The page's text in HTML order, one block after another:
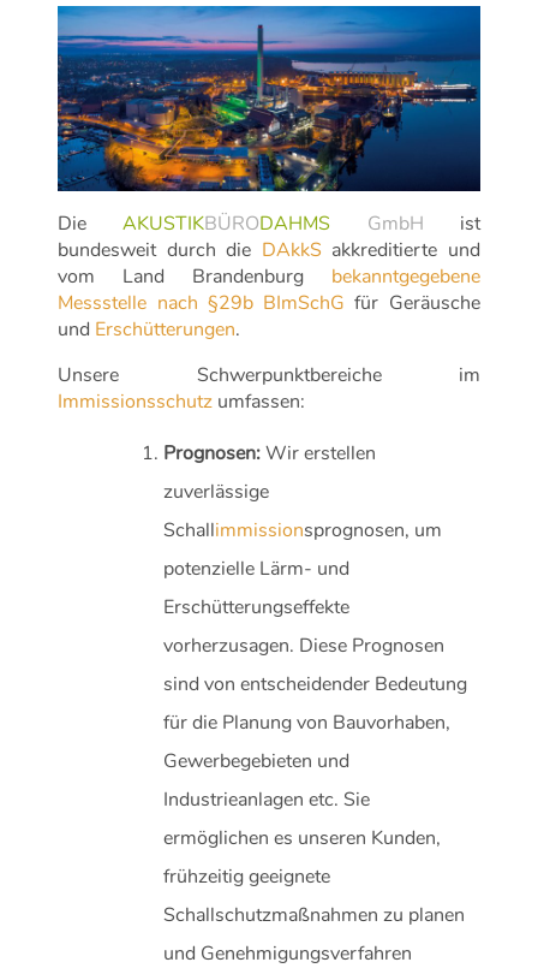
DieAKUSTIKBÜRODAHMS GmbH ist
bundesweit durch die DAkkS akkreditierte und
vom Land Brandenburg bekanntgegebene
Messstelle nach §29b BImSchG für Geräusche
und Erschütterungen.
Unsere Schwerpunktbereiche im
Immissionsschutz umfassen:
Prognosen:Wir erstellen
zuverlässige
Schallimmissionsprognosen, um
potenzielle Lärm- und
Erschütterungseffekte
vorherzusagen. Diese Prognosen
sind von entscheidender Bedeutung
für die Planung von Bauvorhaben,
Gewerbegebieten und
Industrieanlagen etc. Sie
ermöglichen es unseren Kunden,
frühzeitig geeignete
Schallschutzmaßnahmen zu planen
und Genehmigungsverfahren